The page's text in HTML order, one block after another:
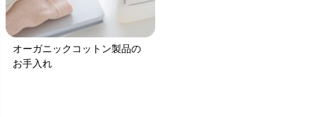
オーガニックコットン製品の
お手入れ